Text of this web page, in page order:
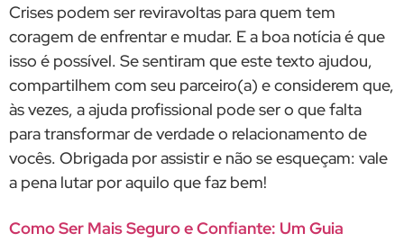
Crises podem ser reviravoltas para quem tem
coragem de enfrentar e mudar. E a boa notícia é que
isso é possível. Se sentiram que este texto ajudou,
compartilhem com seu parceiro(a) e considerem que,
às vezes, a ajuda profissional pode ser o que falta
para transformar de verdade o relacionamento de
vocês. Obrigada por assistir e não se esqueçam: vale
a pena lutar por aquilo que faz bem!
Como Ser Mais Seguro e Confiante: Um Guia